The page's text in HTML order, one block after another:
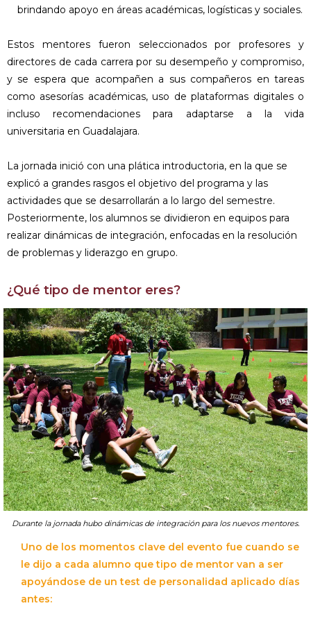
brindando apoyo en áreas académicas, logísticas y sociales.
Estos mentores fueron seleccionados por profesores y
directores de cada carrera por su desempeño y compromiso,
y se espera que acompañen a sus compañeros en tareas
como asesorías académicas, uso de plataformas digitales o
incluso recomendaciones para adaptarse a la vida
universitaria en Guadalajara.
La jornada inició con una plática introductoria, en la que se
explicó a grandes rasgos el objetivo del programa y las
actividades que se desarrollarán a lo largo del semestre.
Posteriormente, los alumnos se dividieron en equipos para
realizar dinámicas de integración, enfocadas en la resolución
de problemas y liderazgo en grupo.
¿Qué tipo de mentor eres?
Durante la jornada hubo dinámicas de integración para los nuevos mentores.
Uno de los momentos clave del evento fue cuando se
le dijo a cada alumno que tipo de mentor van a ser
apoyándose de un test de personalidad aplicado días
antes: